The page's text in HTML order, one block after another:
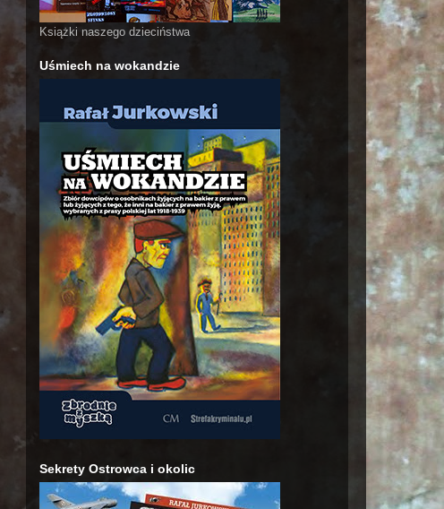
Książki naszego dzieciństwa
Uśmiech na wokandzie
Sekrety Ostrowca i okolic